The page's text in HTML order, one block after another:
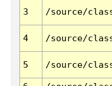
3 /source/
4 /source/
5 /source/